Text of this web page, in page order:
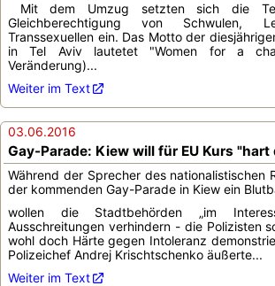
Mit dem Umzug setzten sich die
Gleichberechtigung von Schwulen,
Transsexuellen ein. Das Motto der
in Tel Aviv lautetet "Women for a
Veränderung)...
Weiter im Text
03.06.2016
Gay-Parade: Kiew will für EU Kurs
Während der Sprecher des nationalistischen
der kommenden Gay-Parade in Kiew ein
wollen die Stadtbehörden „im
Ausschreitungen verhindern - die Polizisten
wohl doch Härte gegen Intoleranz
Polizeichef Andrej Krischtschenko äußerte...
Weiter im Text